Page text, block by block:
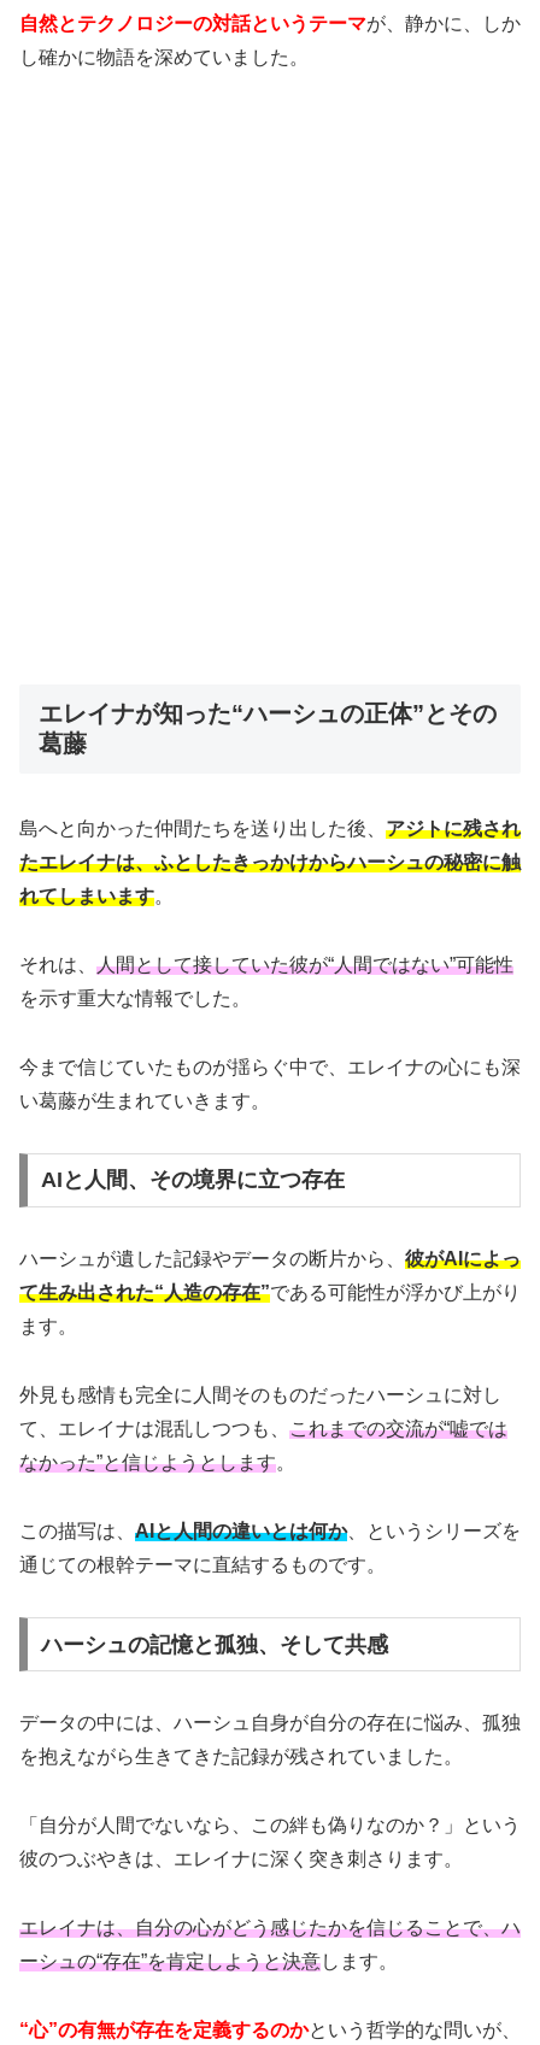
自然とテクノロジーの対話というテーマが、静かに、しか
し確かに物語を深めていました。
エレイナが知った“ハーシュの正体”とその
葛藤
島へと向かった仲間たちを送り出した後、 アジトに残され
たエレイナは、ふとしたきっかけからハーシュの秘密に触
れてしまいます。
それは、 人間として接していた彼が“人間ではない”可能性
を示す重大な情報でした。
今まで信じていたものが揺らぐ中で、エレイナの心にも深
い葛藤が生まれていきます。
AIと人間、その境界に立つ存在
ハーシュが遺した記録やデータの断片から、 彼がAIによっ
て生み出された“人造の存在”である可能性が浮かび上がり
ます。
外見も感情も完全に人間そのものだったハーシュに対し
て、エレイナは混乱しつつも、 これまでの交流が“嘘では
なかった”と信じようとします。
この描写は、 AIと人間の違いとは何か、というシリーズを
通じての根幹テーマに直結するものです。
ハーシュの記憶と孤独、そして共感
データの中には、ハーシュ自身が自分の存在に悩み、孤独
を抱えながら生きてきた記録が残されていました。
「自分が人間でないなら、この絆も偽りなのか？」という
彼のつぶやきは、エレイナに深く突き刺さります。
エレイナは、自分の心がどう感じたかを信じることで、ハ
ーシュの“存在”を肯定しようと決意します。
“心”の有無が存在を定義するのかという哲学的な問いが、